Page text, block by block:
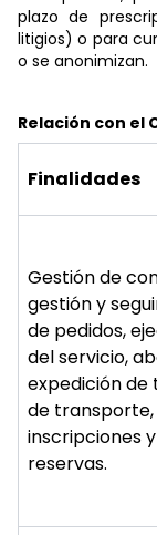
plazo de
litigios) o para
o se anonimizan.
Relación con el
Finalidades
Gestión de
gestión y
de pedidos,
del servicio,
expedición de
de transporte,
inscripciones y
reservas.